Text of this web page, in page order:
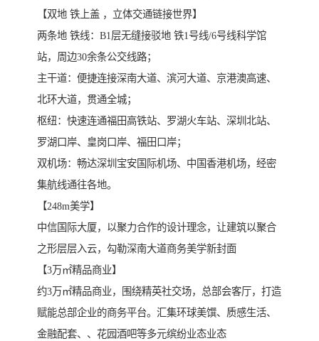
【双地 铁上盖 ，立体交通链接世界】
两条地 铁线：B1层无缝接驳地 铁1号线/6号线科学馆
站，周边30余条公交线路；
主干道：便捷连接深南大道、滨河大道、京港澳高速、
北环大道，贯通全城；
枢纽：快速连通福田高铁站、罗湖火车站、深圳北站、
罗湖口岸、皇岗口岸、福田口岸；
双机场：畅达深圳宝安国际机场、中国香港机场，经密
集航线通往各地。
【248m美学】
中信国际大厦，以聚力合作的设计理念，让建筑以聚合
之形层层入云，勾勒深南大道商务美学新封面
【3万㎡精品商业】
约3万㎡精品商业，围绕精英社交场，总部会客厅，打造
赋能总部企业的商务平台。汇集环球美馔、质感生活、
金融配套、、花园酒吧等多元缤纷业态业态